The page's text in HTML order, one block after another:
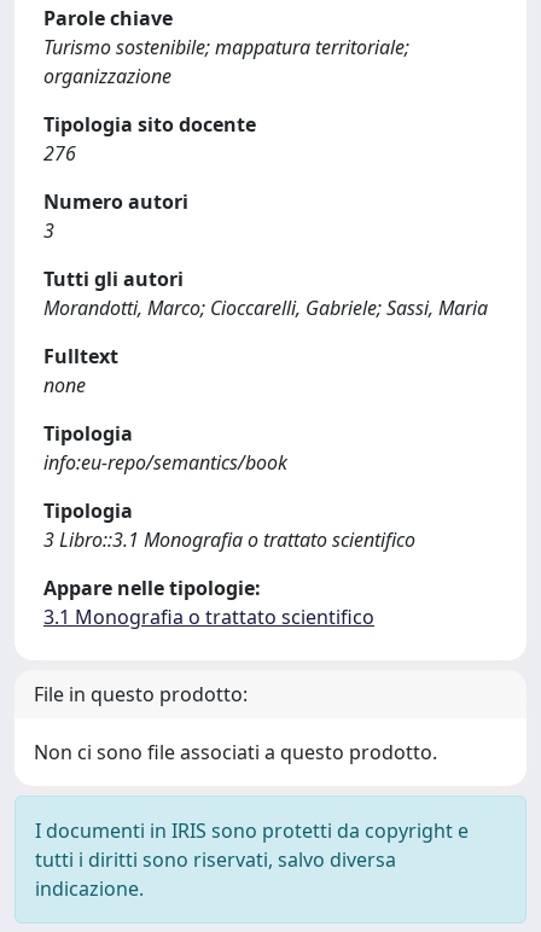
Parole chiave
Turismo sostenibile; mappatura territoriale;
organizzazione
Tipologia sito docente
276
Numero autori
3
Tutti gli autori
Morandotti, Marco; Cioccarelli, Gabriele; Sassi, Maria
Fulltext
none
Tipologia
info:eu-repo/semantics/book
Tipologia
3 Libro::3.1 Monografia o trattato scientifico
Appare nelle tipologie:
3.1 Monografia o trattato scientifico
File in questo prodotto:
Non ci sono file associati a questo prodotto.
I documenti in IRIS sono protetti da copyright e
tutti i diritti sono riservati, salvo diversa
indicazione.